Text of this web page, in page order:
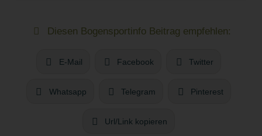
Diesen Bogensportinfo Beitrag empfehlen:
E-Mail Facebook Twitter
Whatsapp Telegram Pinterest
Url/Link kopieren